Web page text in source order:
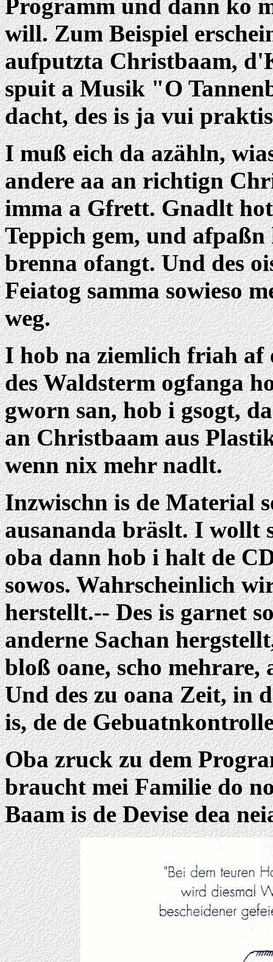
Programm und dann ko
will. Zum Beispiel
aufputzta Christbaam,
spuit a Musik "O
dacht, des is ja vui
I muß eich da azähln,
andere aa an richtign
imma a Gfrett. Gnadlt
Teppich gem, und
brenna ofangt. Und des
Feiatog samma sowieso
weg.
I hob na ziemlich friah af
des Waldsterm ogfanga
gworn san, hob i gsogt,
an Christbaam aus
wenn nix mehr nadlt.
Inzwischn is de Material
ausananda bräslt. I wollt
oba dann hob i halt de
sowos. Wahrscheinlich
herstellt.-- Des is garnet
anderne Sachan
bloß oane, scho
Und des zu oana Zeit, in
is, de de
Oba zruck zu dem
braucht mei Familie do
Baam is de Devise dea